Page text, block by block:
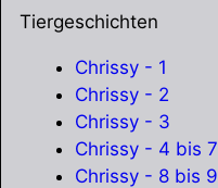
Tiergeschichten
Chrissy - 1
Chrissy - 2
Chrissy - 3
Chrissy - 4 bis 7
Chrissy - 8 bis 9